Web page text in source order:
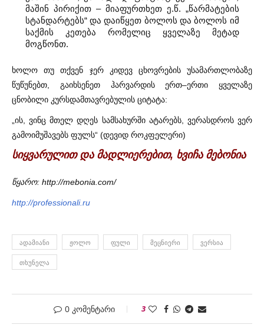
მაშინ პირიქით – მიაფურთხეთ ე.წ. „წარმატების
სტანდარტებს“ და დაიწყეთ ბოლოს და ბოლოს იმ
საქმის კეთება რომელიც ყველაზე მეტად
მოგწონთ.
ხოლო თუ თქვენ ჯერ კიდევ ცხოვრების უსამართლობაზე
წუწუნებთ, გაიხსენეთ ჰარვარდის ერთ–ერთი ყველაზე
ცნობილი კურსდამთავრებულის ციტატა:
„ის, ვინც მთელ დღეს სამსახურში ატარებს, ვერასდროს ვერ
გამოიმუშავებს ფულს“ (დევიდ როკფელერი)
სიყვარულით და მადლიერებით, ხვიჩა მებონია
წყარო: http://mebonia.com/
http://professionali.ru
ᲐᲓᲐᲛᲘᲐᲜᲘ ᲟᲝᲚᲝ ᲤᲣᲚᲘ ᲛᲔᲪᲜᲘᲔᲠᲘ ᲕᲔᲠᲡᲘᲐ
ᲗᲮᲣᲜᲔᲚᲐ
0 კომენტარი 3